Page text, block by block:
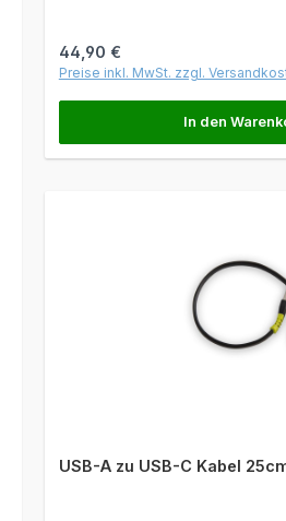
Regulärer Preis:
44,90 €
Preise inkl. MwSt. zzgl.
In den
USB-A zu USB-C Kabel